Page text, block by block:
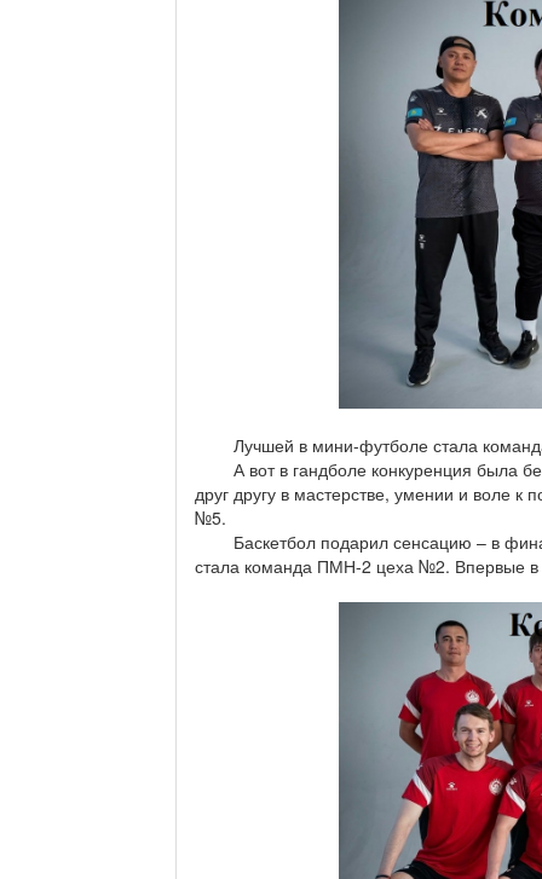
Лучшей в мини-футболе стала команда
А вот в гандболе конкуренция была
друг другу в мастерстве, умении и воле
№5.
Баскетбол подарил сенсацию – в
стала команда ПМН-2 цеха №2. Впервые в